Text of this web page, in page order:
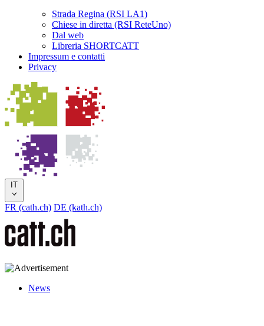
Strada Regina (RSI LA1)
Chiese in diretta (RSI ReteUno)
Dal web
Libreria SHORTCATT
Impressum e contatti
Privacy
IT
FR (cath.ch) DE (kath.ch)
News